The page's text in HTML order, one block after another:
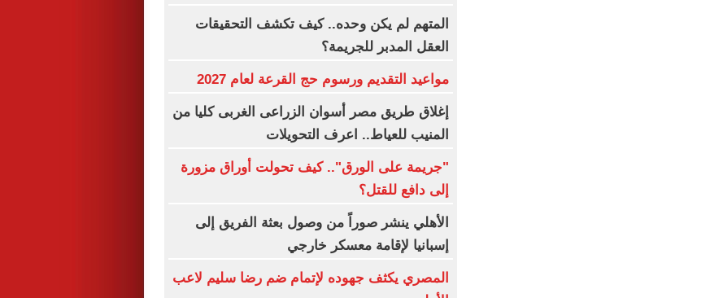
المتهم لم يكن وحده.. كيف تكشف التحقيقات
العقل المدبر للجريمة؟
مواعيد التقديم ورسوم حج القرعة لعام 2027
إغلاق طريق مصر أسوان الزراعى الغربى كليا من
المنيب للعياط.. اعرف التحويلات
"جريمة على الورق".. كيف تحولت أوراق مزورة
إلى دافع للقتل؟
الأهلي ينشر صوراً من وصول بعثة الفريق إلى
إسبانيا لإقامة معسكر خارجي
المصري يكثف جهوده لإتمام ضم رضا سليم لاعب